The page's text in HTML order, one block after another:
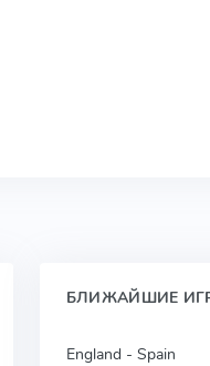
БЛИЖАЙШИЕ
England - Spain